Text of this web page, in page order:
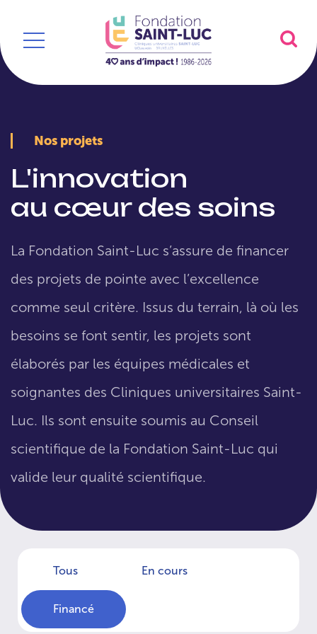
Nos projets
L'innovation
au cœur des soins
La Fondation Saint-Luc s’assure de financer
des projets de pointe avec l’excellence
comme seul critère. Issus du terrain, là où les
besoins se font sentir, les projets sont
élaborés par les équipes médicales et
soignantes des Cliniques universitaires Saint-
Luc. Ils sont ensuite soumis au Conseil
scientifique de la Fondation Saint-Luc qui
valide leur qualité scientifique.
Tous En cours
Financé